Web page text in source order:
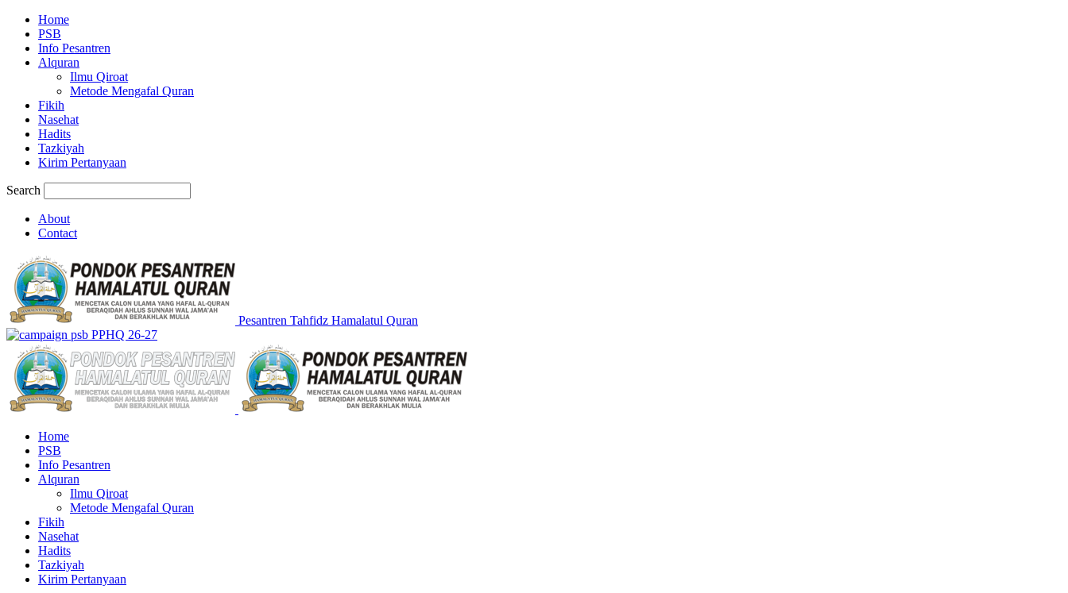
Home
PSB
Info Pesantren
Alquran
Ilmu Qiroat
Metode Mengafal Quran
Fikih
Nasehat
Hadits
Tazkiyah
Kirim Pertanyaan
Search
About
Contact
Pesantren Tahfidz Hamalatul Quran
Home
PSB
Info Pesantren
Alquran
Ilmu Qiroat
Metode Mengafal Quran
Fikih
Nasehat
Hadits
Tazkiyah
Kirim Pertanyaan